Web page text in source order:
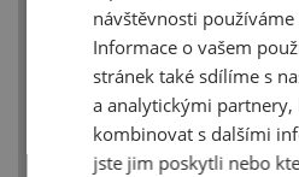
nejvice-vyuzivaly-
solventnosti
CEBRE
návštěvnosti
Informace o vašem
stránek také sdílíme s
a analytickými
kombinovat s dalšími
jste jim poskytli nebo